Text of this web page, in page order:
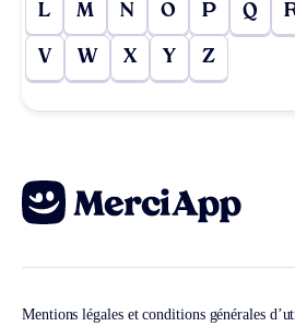
L M N O P Q
V W X Y Z
Mentions légales et conditions générales